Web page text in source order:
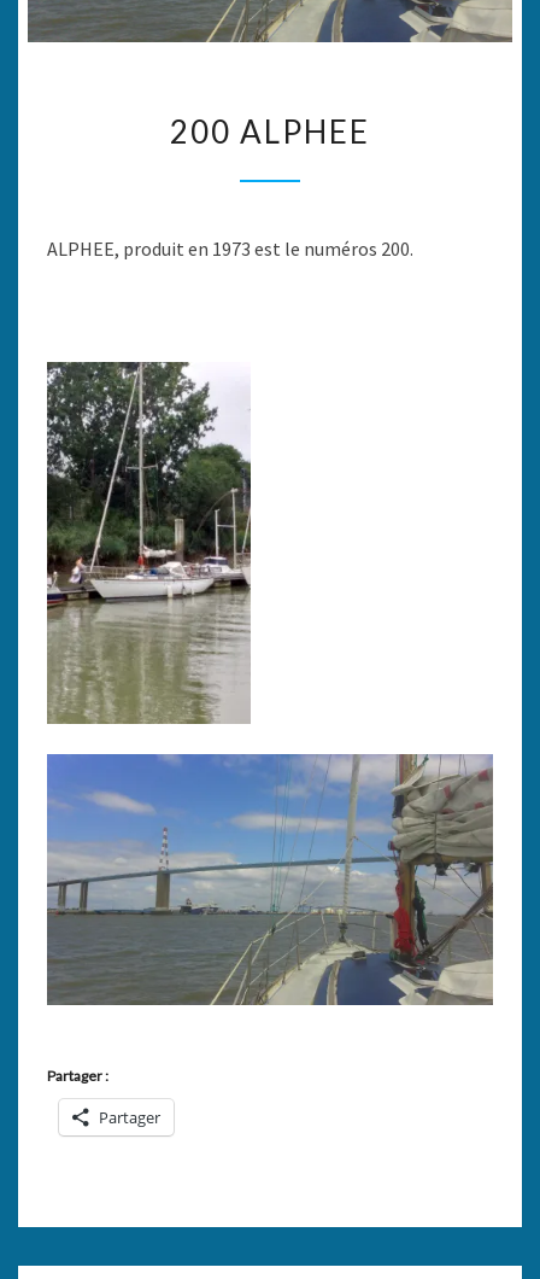
ALPHEE
200 ALPHEE
ALPHEE, produit en 1973 est le numéros 200.
Partager :
Partager